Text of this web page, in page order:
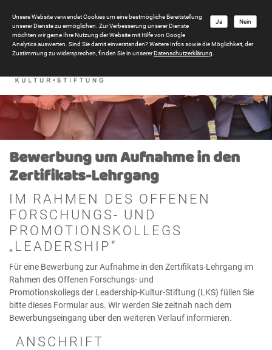
Bewerbung um Aufnahme in den
Zertifikats-Lehrgang
IM RAHMEN DES OFFENEN
FORSCHUNGS- UND
PROMOTIONSKOLLEGS
„LEADERSHIP“
Für eine Bewerbung zur Aufnahme in den Zertifikats-Lehrgang im
Rahmen des Offenen Forschungs- und
Promotionskollegs der Leadership-Kultur-Stiftung (LKS) füllen Sie
bitte dieses Formular aus. Wir werden Sie zeitnah nach dem
Bewerbungseingang über den weiteren Verlauf informieren.
ANSCHRIFT
Nein
Ja
Unsere Website verwendet Cookies um eine bestmögliche Bereitstellung
unserer Dienste zu ermöglichen. Zur Verbesserung unserer Dienste
möchten wir gerne Ihre Nutzung der Website mit Hilfe von Google
Analytics auswerten. Sind Sie damit einverstanden? Weitere Infos sowie die Möglichkeit, der
Zustimmung zu widersprechen, finden Sie in unsererDatenschutzerklärung